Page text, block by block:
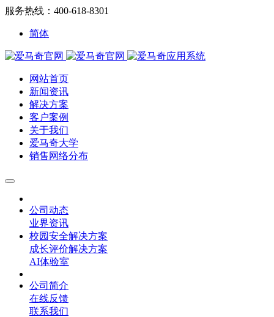
服务热线：400-618-8301
简体
网站首页
新闻资讯
解决方案
客户案例
关于我们
爱马奇大学
销售网络分布
公司动态
业界资讯
校园安全解决方案
成长评价解决方案
AI体验室
公司简介
在线反馈
联系我们